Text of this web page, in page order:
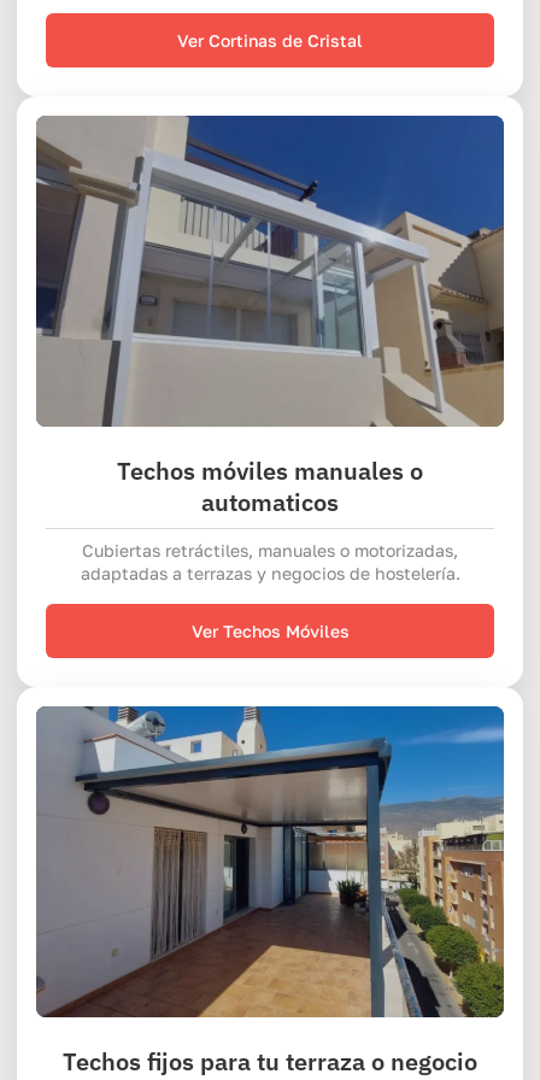
Ver Cortinas de Cristal
Techos móviles manuales o
automaticos
Cubiertas retráctiles, manuales o motorizadas,
adaptadas a terrazas y negocios de hostelería.
Ver Techos Móviles
Techos fijos para tu terraza o negocio